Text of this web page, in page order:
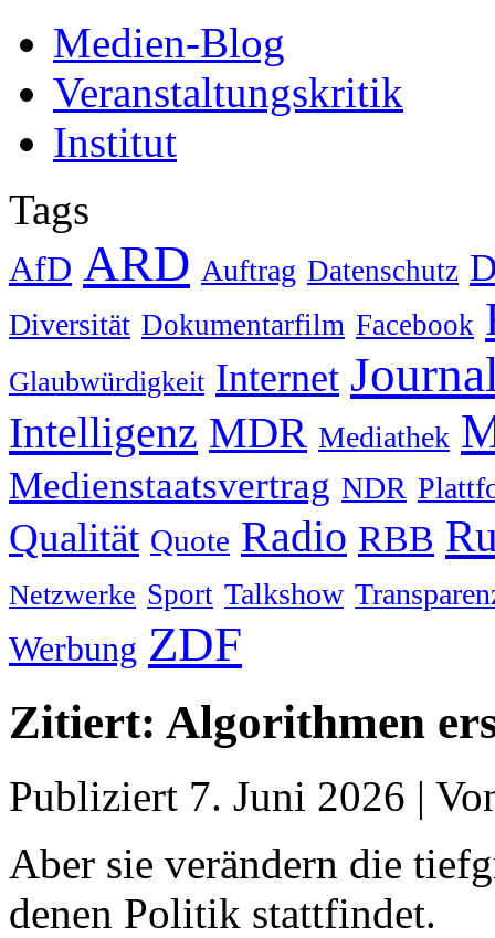
Medien-Blog
Veranstaltungskritik
Institut
Tags
AfD ARD Auftrag Datenschutz
Diversität Dokumentarfilm Facebook
Glaubwürdigkeit Internet
Intelligenz MDR Mediathek
Medienstaatsvertrag NDR
Qualität Quote Radio RBB
Netzwerke Sport Talkshow
Werbung ZDF
Zitiert: Algorithmen
Publiziert 7. Juni 2026 |
Aber sie verändern die
denen Politik stattfindet.